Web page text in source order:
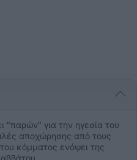
για την ηγεσία του
αποχώρησης από τους
κόμματος ενόψει της